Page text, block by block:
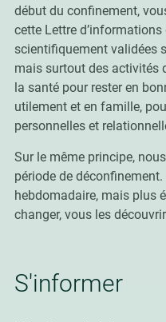
début du confinement,
cette Lettre d’informations
scientifiquement validées
mais surtout des activités
la santé pour rester en
utilement et en famille,
personnelles et
Sur le même principe,
période de
hebdomadaire, mais plus
changer, vous les
S'informer